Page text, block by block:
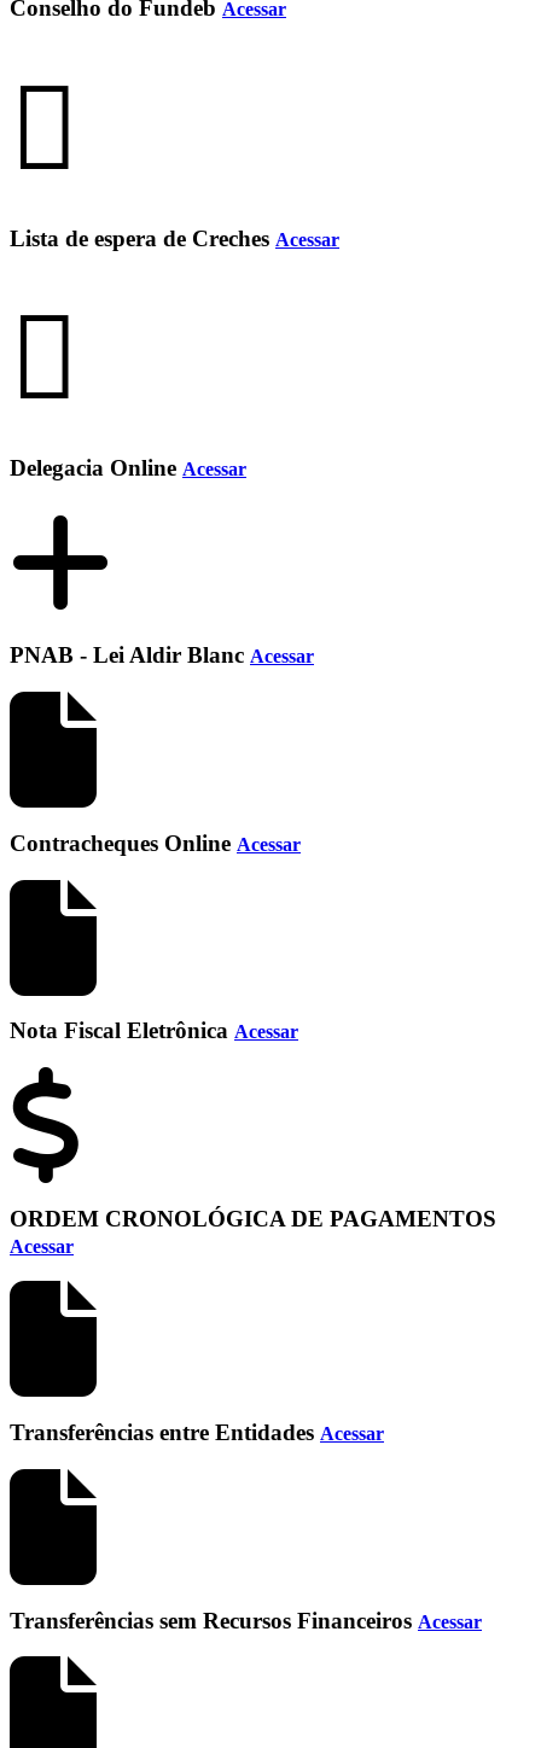
Conselho do Fundeb Acessar
Lista de espera de Creches Acessar
Delegacia Online Acessar
PNAB - Lei Aldir Blanc Acessar
Contracheques Online Acessar
Nota Fiscal Eletrônica Acessar
ORDEM CRONOLÓGICA DE PAGAMENTOS
Acessar
Transferências entre Entidades Acessar
Transferências sem Recursos Financeiros Acessar